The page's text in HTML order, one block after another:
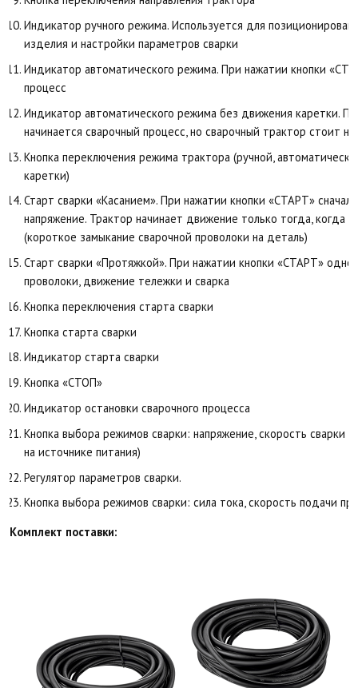
Индикатор ручного режима. Используется для
изделия и настройки параметров сварки
Индикатор автоматического режима. При нажатии кнопки
процесс
Индикатор автоматического режима без движения каретки.
начинается сварочный процесс, но сварочный трактор стоит
Кнопка переключения режима трактора (ручной,
каретки)
Старт сварки «Касанием». При нажатии кнопки «СТАРТ»
напряжение. Трактор начинает движение только тогда, когда
(короткое замыкание сварочной проволоки на деталь)
Старт сварки «Протяжкой». При нажатии кнопки «СТАРТ»
проволоки, движение тележки и сварка
Кнопка переключения старта сварки
Кнопка старта сварки
Индикатор старта сварки
Кнопка «СТОП»
Индикатор остановки сварочного процесса
Кнопка выбора режимов сварки: напряжение, скорость сварки
на источнике питания)
Регулятор параметров сварки.
Кнопка выбора режимов сварки: сила тока, скорость подачи
Комплект поставки: